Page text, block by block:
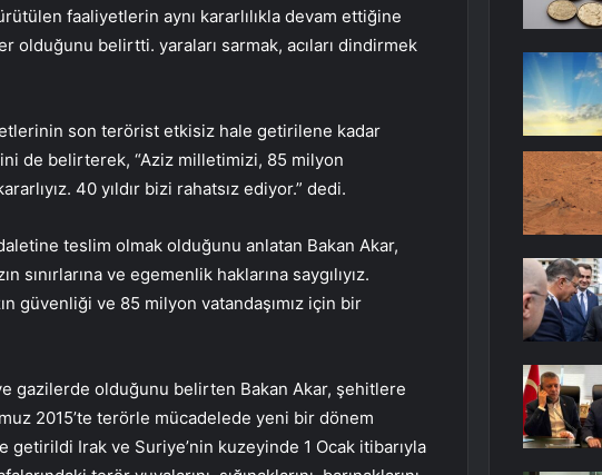
faaliyetlerin aynı kararlılıkla devam ettiğine
olduğunu belirtti. yaraları sarmak, acıları dindirmek
son terörist etkisiz hale getirilene kadar
de belirterek, “Aziz milletimizi, 85 milyon
40 yıldır bizi rahatsız ediyor.” dedi.
teslim olmak olduğunu anlatan Bakan Akar,
sınırlarına ve egemenlik haklarına saygılıyız.
güvenliği ve 85 milyon vatandaşımız için bir
gazilerde olduğunu belirten Bakan Akar, şehitlere
2015’te terörle mücadelede yeni bir dönem
getirildi Irak ve Suriye’nin kuzeyinde 1 Ocak itibarıyla